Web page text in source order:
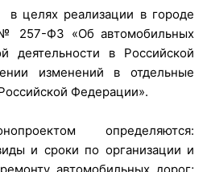
в целях реализации в городе
№ 257-ФЗ «Об автомобильных
деятельности в Российской
изменений в отдельные
Федерации».
определяются:
и сроки по организации и
автомобильных дорог;